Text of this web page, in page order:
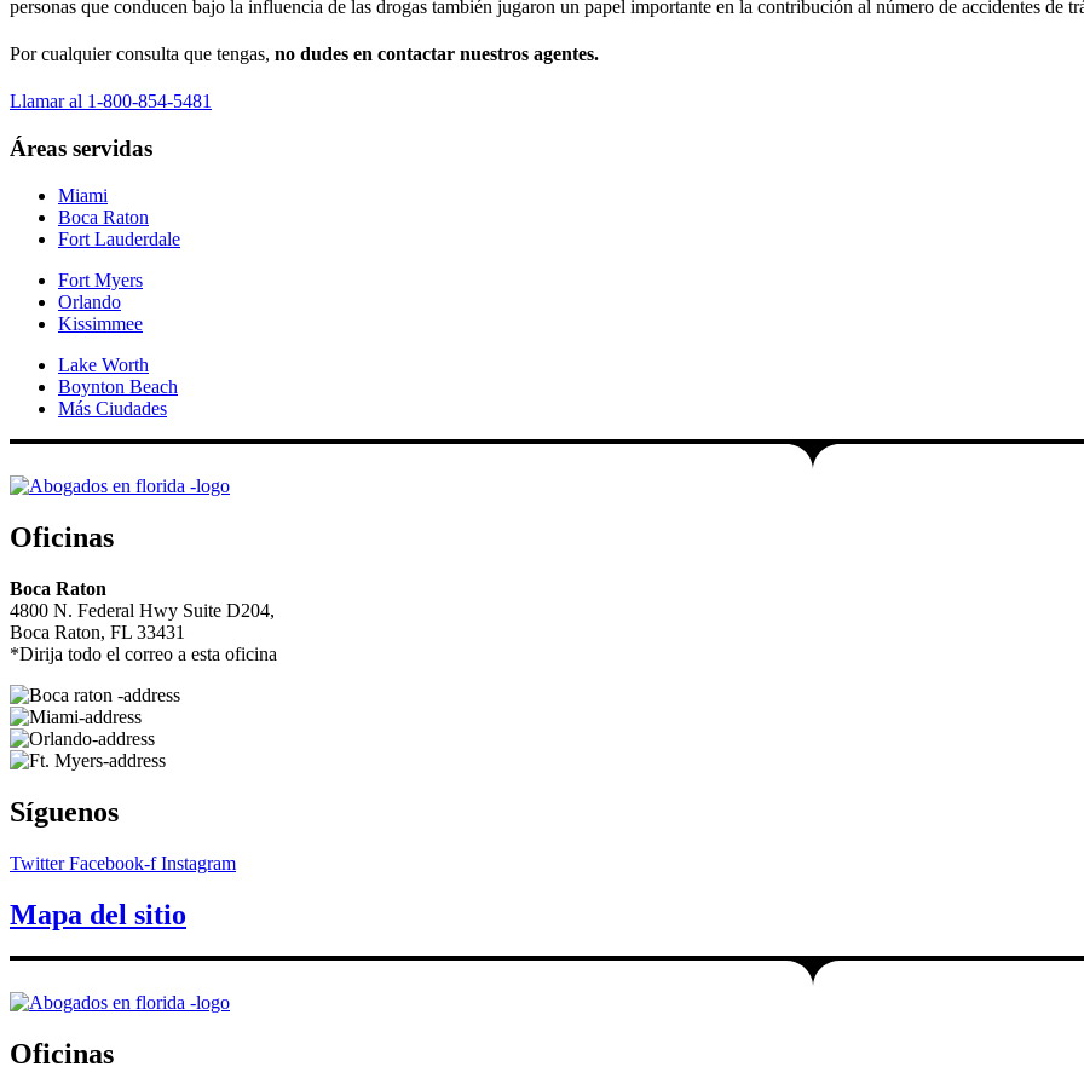
personas que conducen bajo la influencia de las drogas también jugaron un papel importante en la contribución al número de accidentes de
Por cualquier consulta que tengas, no dudes en contactar nuestros agentes.
Llamar al 1-800-854-5481
Áreas servidas
Miami
Boca Raton
Fort Lauderdale
Fort Myers
Orlando
Kissimmee
Lake Worth
Boynton Beach
Más Ciudades
Oficinas
Boca Raton
4800 N. Federal Hwy Suite D204,
Boca Raton, FL 33431
*Dirija todo el correo a esta oficina
Síguenos
Twitter Facebook-f Instagram
Mapa del sitio
Oficinas